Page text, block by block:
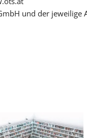
und der jeweilige